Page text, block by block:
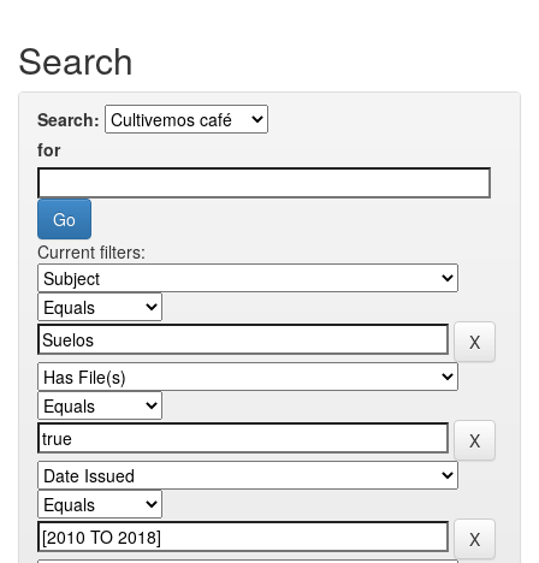
Search
Search:
for
Current filters: